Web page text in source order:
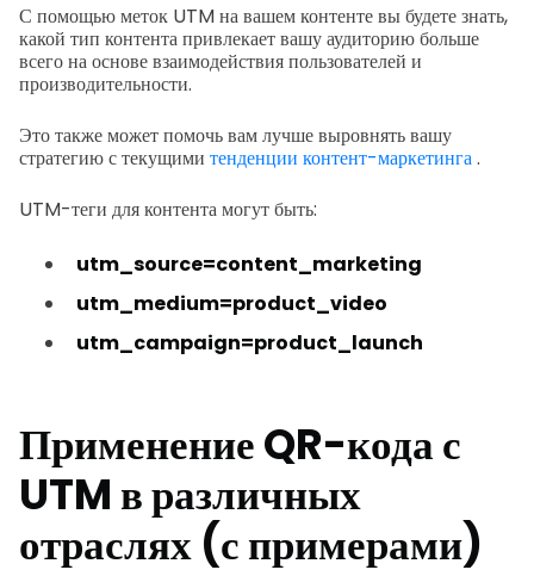
С помощью меток UTM на вашем контенте вы будете знать,
какой тип контента привлекает вашу аудиторию больше
всего на основе взаимодействия пользователей и
производительности.
Это также может помочь вам лучше выровнять вашу
стратегию с текущими тенденции контент-маркетинга.
UTM-теги для контента могут быть:
utm_source=content_marketing
utm_medium=product_video
utm_campaign=product_launch
Применение QR-кода с
UTM в различных
отраслях (с примерами)